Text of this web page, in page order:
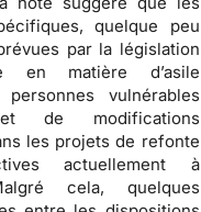
quelque peu
par la législation
en matière d’asile
vulnérables
de modifications
les projets de refonte
actuellement à
cela, quelques